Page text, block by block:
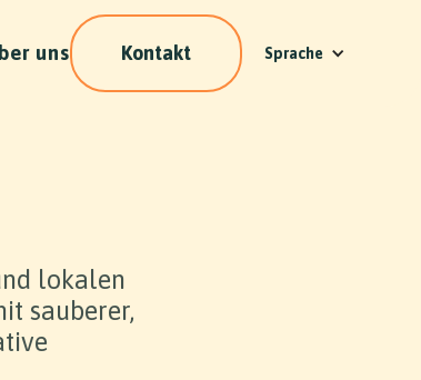
uns Kontakt Sprache
lokalen
sauberer,